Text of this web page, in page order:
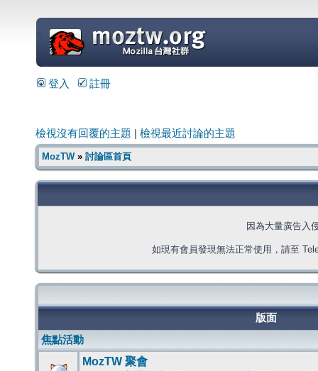
=
登入 註冊
檢視沒有回覆的主題 檢視最近討論的主題
MozTW» 討論區首頁
因為大量廣告入
如現有會員發現無法正常使用，請至
版面
焦點活動
MozTW 聚會